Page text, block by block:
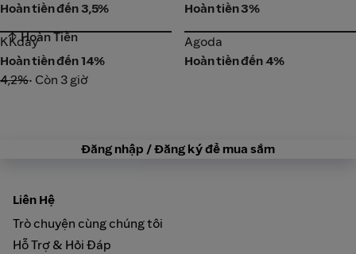
Hoàn tiền đến 3,5%
Hoàn tiền 3%
KKday
↑ Hoàn Tiền
KKday
Hoàn tiền đến 14%
4,2%• Còn 3 giờ
Agoda
Agoda
Hoàn tiền đến 4%
Đăng nhập / Đăng ký để mua sắm
Liên Hệ
Trò chuyện cùng chúng tôi
Hỗ Trợ & Hỏi Đáp